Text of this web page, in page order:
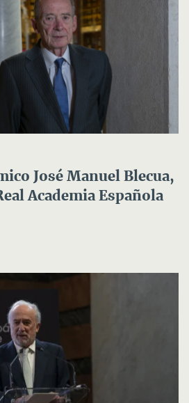
José Manuel Blecua,
Academia Española